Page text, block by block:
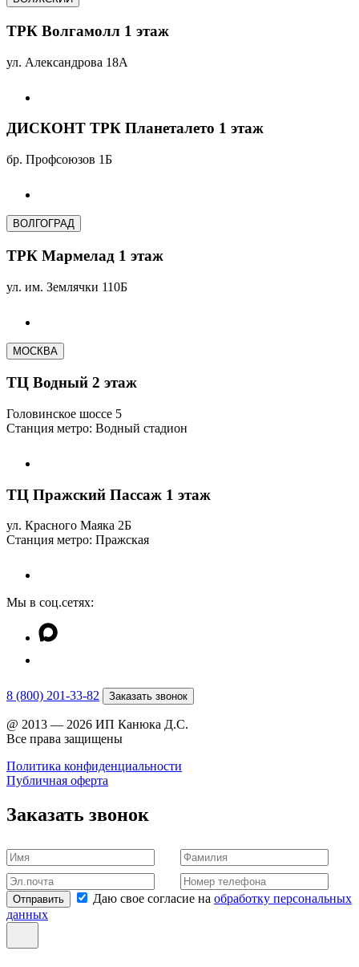
ТРК Волгамолл 1 этаж
ул. Александрова 18А
ДИСКОНТ ТРК Планеталето 1 этаж
бр. Профсоюзов 1Б
ВОЛГОГРАД
ТРК Мармелад 1 этаж
ул. им. Землячки 110Б
МОСКВА
ТЦ Водный 2 этаж
Головинское шоссе 5
Станция метро: Водный стадион
ТЦ Пражский Пассаж 1 этаж
ул. Красного Маяка 2Б
Станция метро: Пражская
Мы в соц.сетях:
8 (800) 201-33-82 Заказать звонок
@ 2013 — 2026 ИП Канюка Д.С.
Все права защищены
Политика конфиденциальности
Публичная оферта
Заказать звонок
Отправить Даю свое согласие на обработку персональных
данных